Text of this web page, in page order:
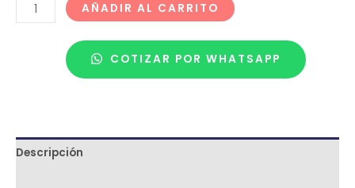
AÑADIR AL CARRITO
COTIZAR POR WHATSAPP
Descripción